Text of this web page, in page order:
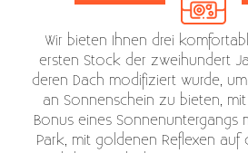
Wir bieten Ihnen drei
ersten Stock der zweihundert
deren Dach modifiziert wurde,
an Sonnenschein zu bieten,
Bonus eines Sonnenuntergangs
Park, mit goldenen Reflexen auf